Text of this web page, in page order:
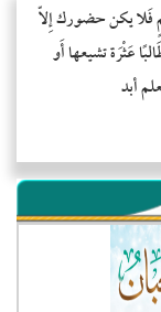
فَلا يكن حضورك إِلاّ
عَثْرَة تشيعها أَو
أبد